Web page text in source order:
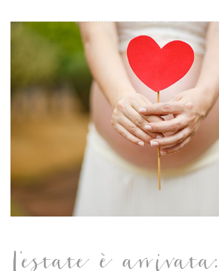
L’estate è